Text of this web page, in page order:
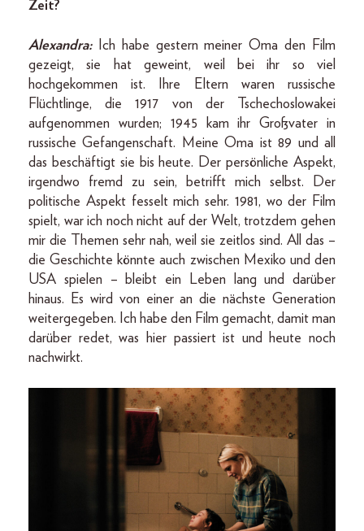
Zeit?
Alexandra:
Ich habe gestern meiner Oma den Film
gezeigt, sie hat geweint, weil bei ihr so viel
hochgekommen ist. Ihre Eltern waren russische
Flüchtlinge, die 1917 von der Tschechoslowakei
aufgenommen wurden; 1945 kam ihr Großvater in
russische Gefangenschaft. Meine Oma ist 89 und all
das beschäftigt sie bis heute. Der persönliche Aspekt,
irgendwo fremd zu sein, betrifft mich selbst. Der
politische Aspekt fesselt mich sehr. 1981, wo der Film
spielt, war ich noch nicht auf der Welt, trotzdem gehen
mir die Themen sehr nah, weil sie zeitlos sind. All das –
die Geschichte könnte auch zwischen Mexiko und den
USA spielen – bleibt ein Leben lang und darüber
hinaus. Es wird von einer an die nächste Generation
weitergegeben. Ich habe den Film gemacht, damit man
darüber redet, was hier passiert ist und heute noch
nachwirkt.